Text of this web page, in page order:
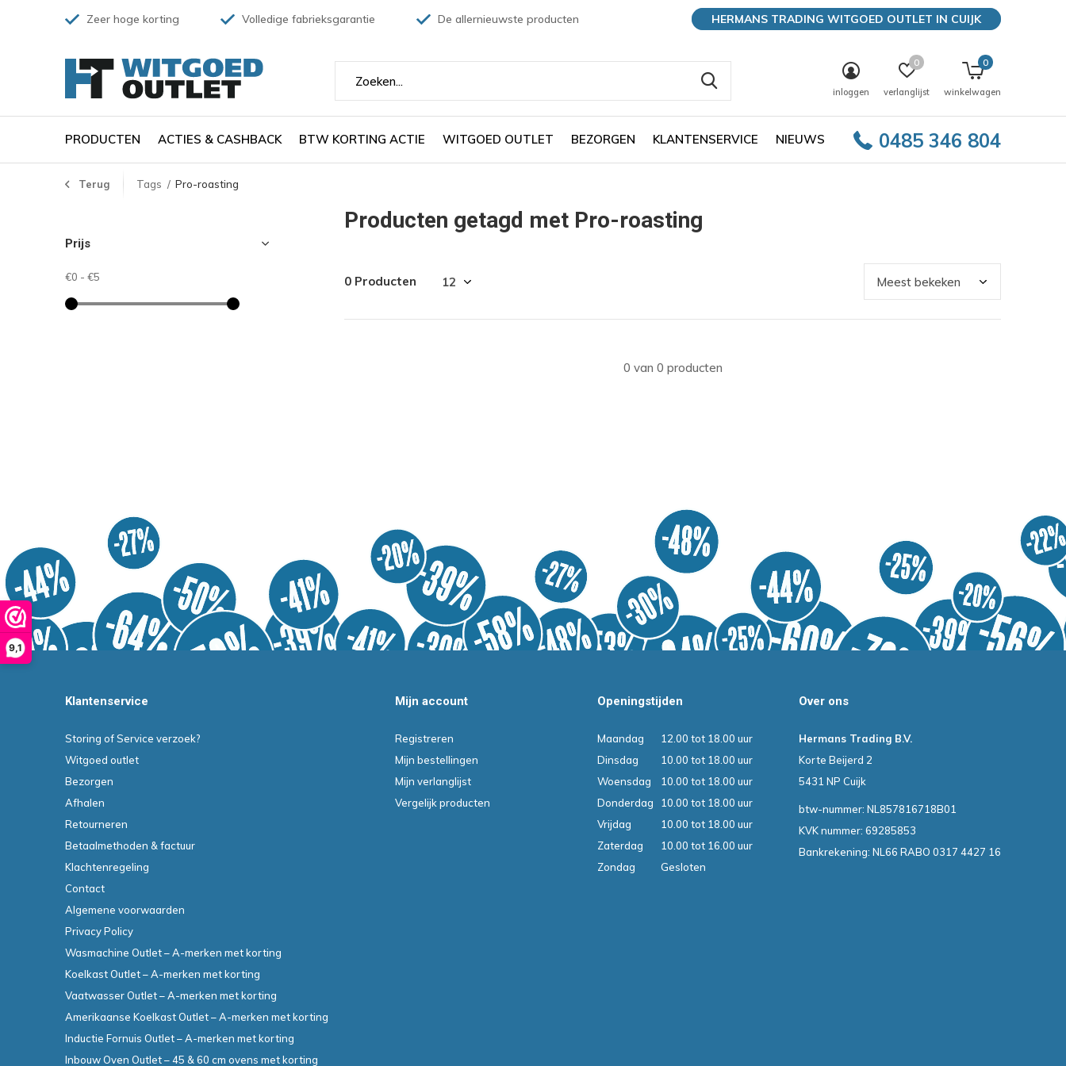
9,1
PRODUCTEN ACTIES & CASHBACK BTW KORTING ACTIE WITGOED OUTLET BEZORGEN KLANTENSERVICE NIEUWS 0485 346 804
inloggen verlanglijst
0
winkelwagen
0
Zeer hoge korting Volledige fabrieksgarantie De allernieuwste producten HERMANS TRADING WITGOED OUTLET IN CUIJK
Terug Tags Pro-roasting
Producten getagd met Pro-roasting
0 Producten
0 van 0 producten
Prijs
€0 - €5
Klantenservice
Storing of Service verzoek?
Witgoed outlet
Bezorgen
Afhalen
Retourneren
Betaalmethoden & factuur
Klachtenregeling
Contact
Algemene voorwaarden
Privacy Policy
Wasmachine Outlet – A-merken met korting
Koelkast Outlet – A-merken met korting
Vaatwasser Outlet – A-merken met korting
Amerikaanse Koelkast Outlet – A-merken met korting
Inductie Fornuis Outlet – A-merken met korting
Inbouw Oven Outlet – 45 & 60 cm ovens met korting
Mijn account
Registreren
Mijn bestellingen
Mijn verlanglijst
Vergelijk producten
Openingstijden
Maandag
12.00 tot 18.00 uur
Dinsdag
10.00 tot 18.00 uur
Woensdag
10.00 tot 18.00 uur
Donderdag
10.00 tot 18.00 uur
Vrijdag
10.00 tot 18.00 uur
Zaterdag
10.00 tot 16.00 uur
Zondag
Gesloten
Over ons
Hermans Trading B.V.
Korte Beijerd 2
5431 NP Cuijk
btw-nummer: NL857816718B01
KVK nummer: 69285853
Bankrekening: NL66 RABO 0317 4427 16